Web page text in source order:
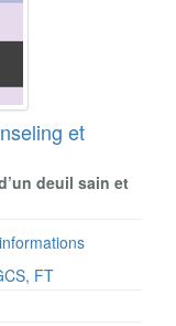
et
deuil sain et
FT